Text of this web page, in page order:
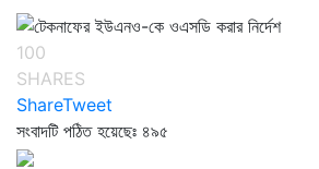
100
SHARES
ShareTweet
সংবাদটি পঠিত হয়েছেঃ ৪৯৫